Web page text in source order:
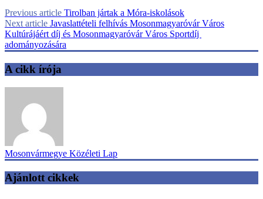
Previous article Tirolban jártak a Móra-iskolások
Next article Javaslattételi felhívás Mosonmagyaróvár Város
Kultúrájáért díj és Mosonmagyaróvár Város Sportdíj
adományozására
A cikk írója
Mosonvármegye Közéleti Lap
Ajánlott cikkek